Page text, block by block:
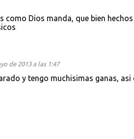
como Dios manda, que bien
de 2013 a las 1:47
y tengo muchisimas ganas,